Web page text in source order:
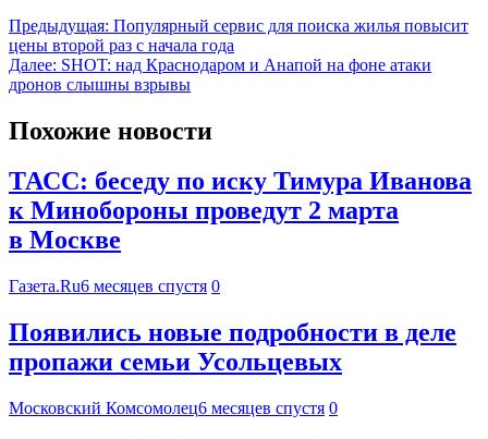
Предыдущая: Популярный сервис для поиска жилья повысит
цены второй раз с начала года
Далее: SHOT: над Краснодаром и Анапой на фоне атаки
дронов слышны взрывы
Похожие новости
ТАСС: беседу по иску Тимура Иванова
к Минобороны проведут 2 марта
в Москве
Газета.Ru6 месяцев спустя 0
Появились новые подробности в деле
пропажи семьи Усольцевых
Московский Комсомолец6 месяцев спустя 0